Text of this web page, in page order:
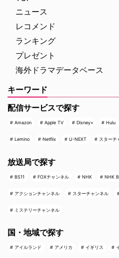
ニュース
レコメンド
ランキング
プレゼント
海外ドラマデータベース
キーワード
配信サービスで探す
Amazon Apple TV Disney+ Hulu
Lemino Netflix U-NEXT スターチ
放送局で探す
BS11 FOXチャンネル NHK NHK
アクションチャンネル スターチャンネル
ミステリーチャンネル
国・地域で探す
アイルランド アメリカ イギリス